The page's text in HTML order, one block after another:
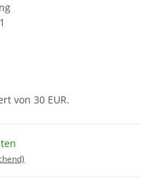
von 30 EUR.